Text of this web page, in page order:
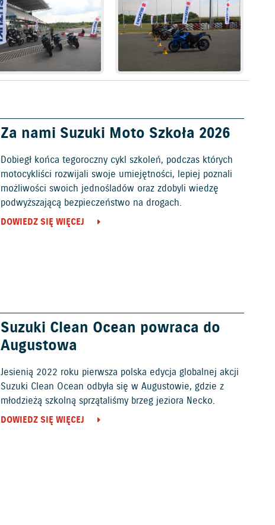
Za nami Suzuki Moto Szkoła 2026
Dobiegł końca tegoroczny cykl szkoleń, podczas których
motocykliści rozwijali swoje umiejętności, lepiej poznali
możliwości swoich jednośladów oraz zdobyli wiedzę
podwyższającą bezpieczeństwo na drogach.
DOWIEDZ SIĘ WIĘCEJ
Suzuki Clean Ocean powraca do
Augustowa
Jesienią 2022 roku pierwsza polska edycja globalnej akcji
Suzuki Clean Ocean odbyła się w Augustowie, gdzie z
młodzieżą szkolną sprzątaliśmy brzeg jeziora Necko.
DOWIEDZ SIĘ WIĘCEJ